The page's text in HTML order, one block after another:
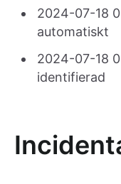
2024-07-18
automatiskt
2024-07-18
identifierad